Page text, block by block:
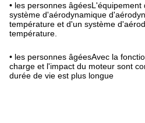
• les personnes âgéesL'équipement
système d'aérodynamique
température et d'un système
température.
• les personnes âgéesAvec la
charge et l'impact du moteur sont
durée de vie est plus longue